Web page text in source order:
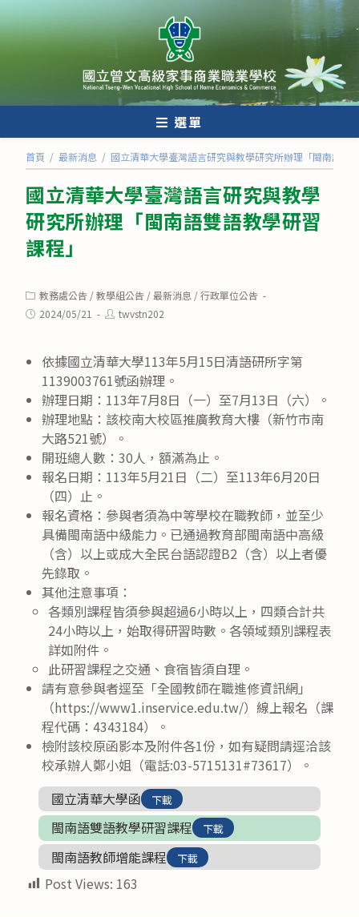
跳
轉
至
內
選單
首頁 / 最新消息 / 國立清華大學臺灣語言研究與教學研究所辦理「閩南語雙
國立清華大學臺灣語言研究與教學
研究所辦理「閩南語雙語教學研習
課程」
Post
category:
教務處公告 /教學組公告 /最新消息 /行政單位公告
Post2024/05/21
Posttwvstn202
依據國立清華大學113年5月15日清語研所字第
1139003761號函辦理。
辦理日期：113年7月8日（一）至7月13日（六）。
辦理地點：該校南大校區推廣教育大樓（新竹市南
大路521號）。
開班總人數：30人，額滿為止。
報名日期：113年5月21日（二）至113年6月20日
（四）止。
報名資格：參與者須為中等學校在職教師，並至少
具備閩南語中級能力。已通過教育部閩南語中高級
（含）以上或成大全民台語認證B2（含）以上者優
先錄取。
其他注意事項：
各類別課程皆須參與超過6小時以上，四類合計共
24小時以上，始取得研習時數。各領域類別課程表
詳如附件。
此研習課程之交通、食宿皆須自理。
請有意參與者逕至「全國教師在職進修資訊網」
（https://www1.inservice.edu.tw/）線上報名（課
程代碼：4343184）。
檢附該校原函影本及附件各1份，如有疑問請逕洽該
校承辦人鄭小姐（電話:03-5715131#73617）。
國立清華大學函
下載
閩南語雙語教學研習課程 下載
閩南語教師增能課程 下載
Post Views: 163